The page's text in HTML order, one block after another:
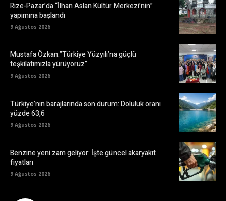
Rize-Pazar’da “İlhan Aslan Kültür Merkezi’nin”
yapımına başlandı
9 Ağustos 2026
Mustafa Özkan:”Türkiye Yüzyılı’na güçlü
teşkilatımızla yürüyoruz”
9 Ağustos 2026
Türkiye’nin barajlarında son durum: Doluluk oranı
yüzde 63,6
9 Ağustos 2026
Benzine yeni zam geliyor: İşte güncel akaryakıt
fiyatları
9 Ağustos 2026